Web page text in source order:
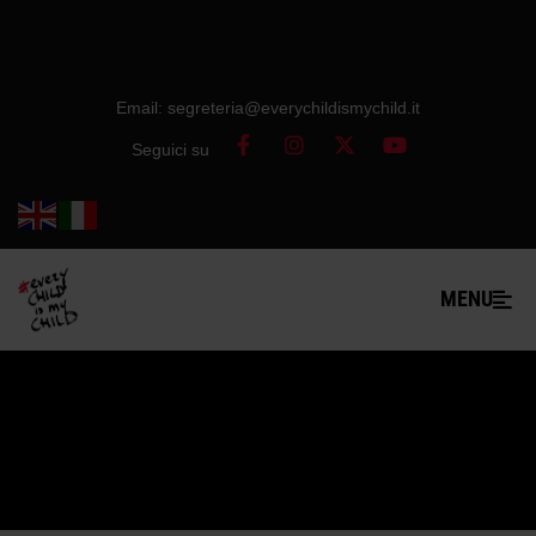
Email: segreteria@everychildismychild.it
Seguici su
MENU